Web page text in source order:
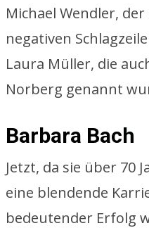
Michael Wendler,
negativen
Laura Müller, die
Norberg genannt
Barbara Bach
Jetzt, da sie über 70
eine blendende
bedeutender Erfolg